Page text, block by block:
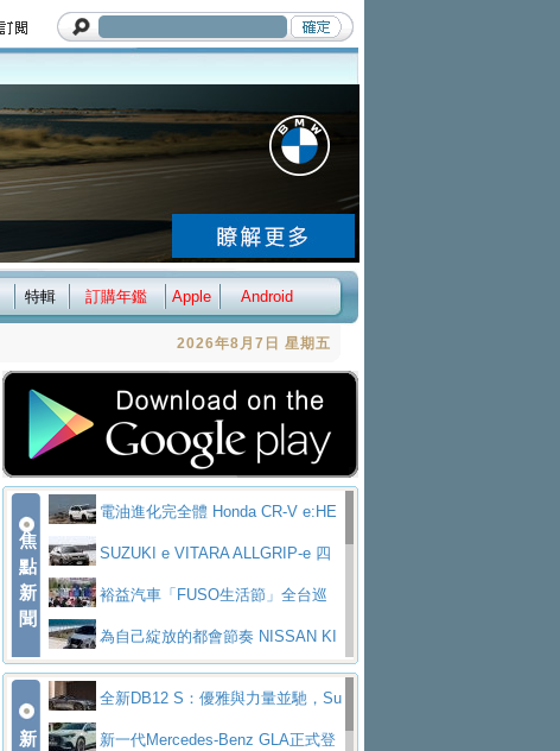
特輯 訂購年鑑 Apple Android
2026年8月7日 星期五
焦
點
新
聞
電油進化完全體 Honda CR-V e:HE
V PrestigeSUZUKI e VITARA ALLGRIP-e 四
驅精神的純電新詮釋
裕益汽車「FUSO生活節」全台巡
迴 結合生活體驗、交通安全與購車優惠
為自己綻放的都會節奏 NISSAN KI
CKS SAKURA為品味獨具層峰買家打造的頂級座
駕，MAZDA CX-90 33T AWD Premium Ca
新
全新DB12 S：優雅與力量並馳，Su
per Tourer的顛峰之作
新一代Mercedes-Benz GLA正式登